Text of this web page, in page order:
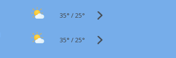
35° /25°
35° /25°